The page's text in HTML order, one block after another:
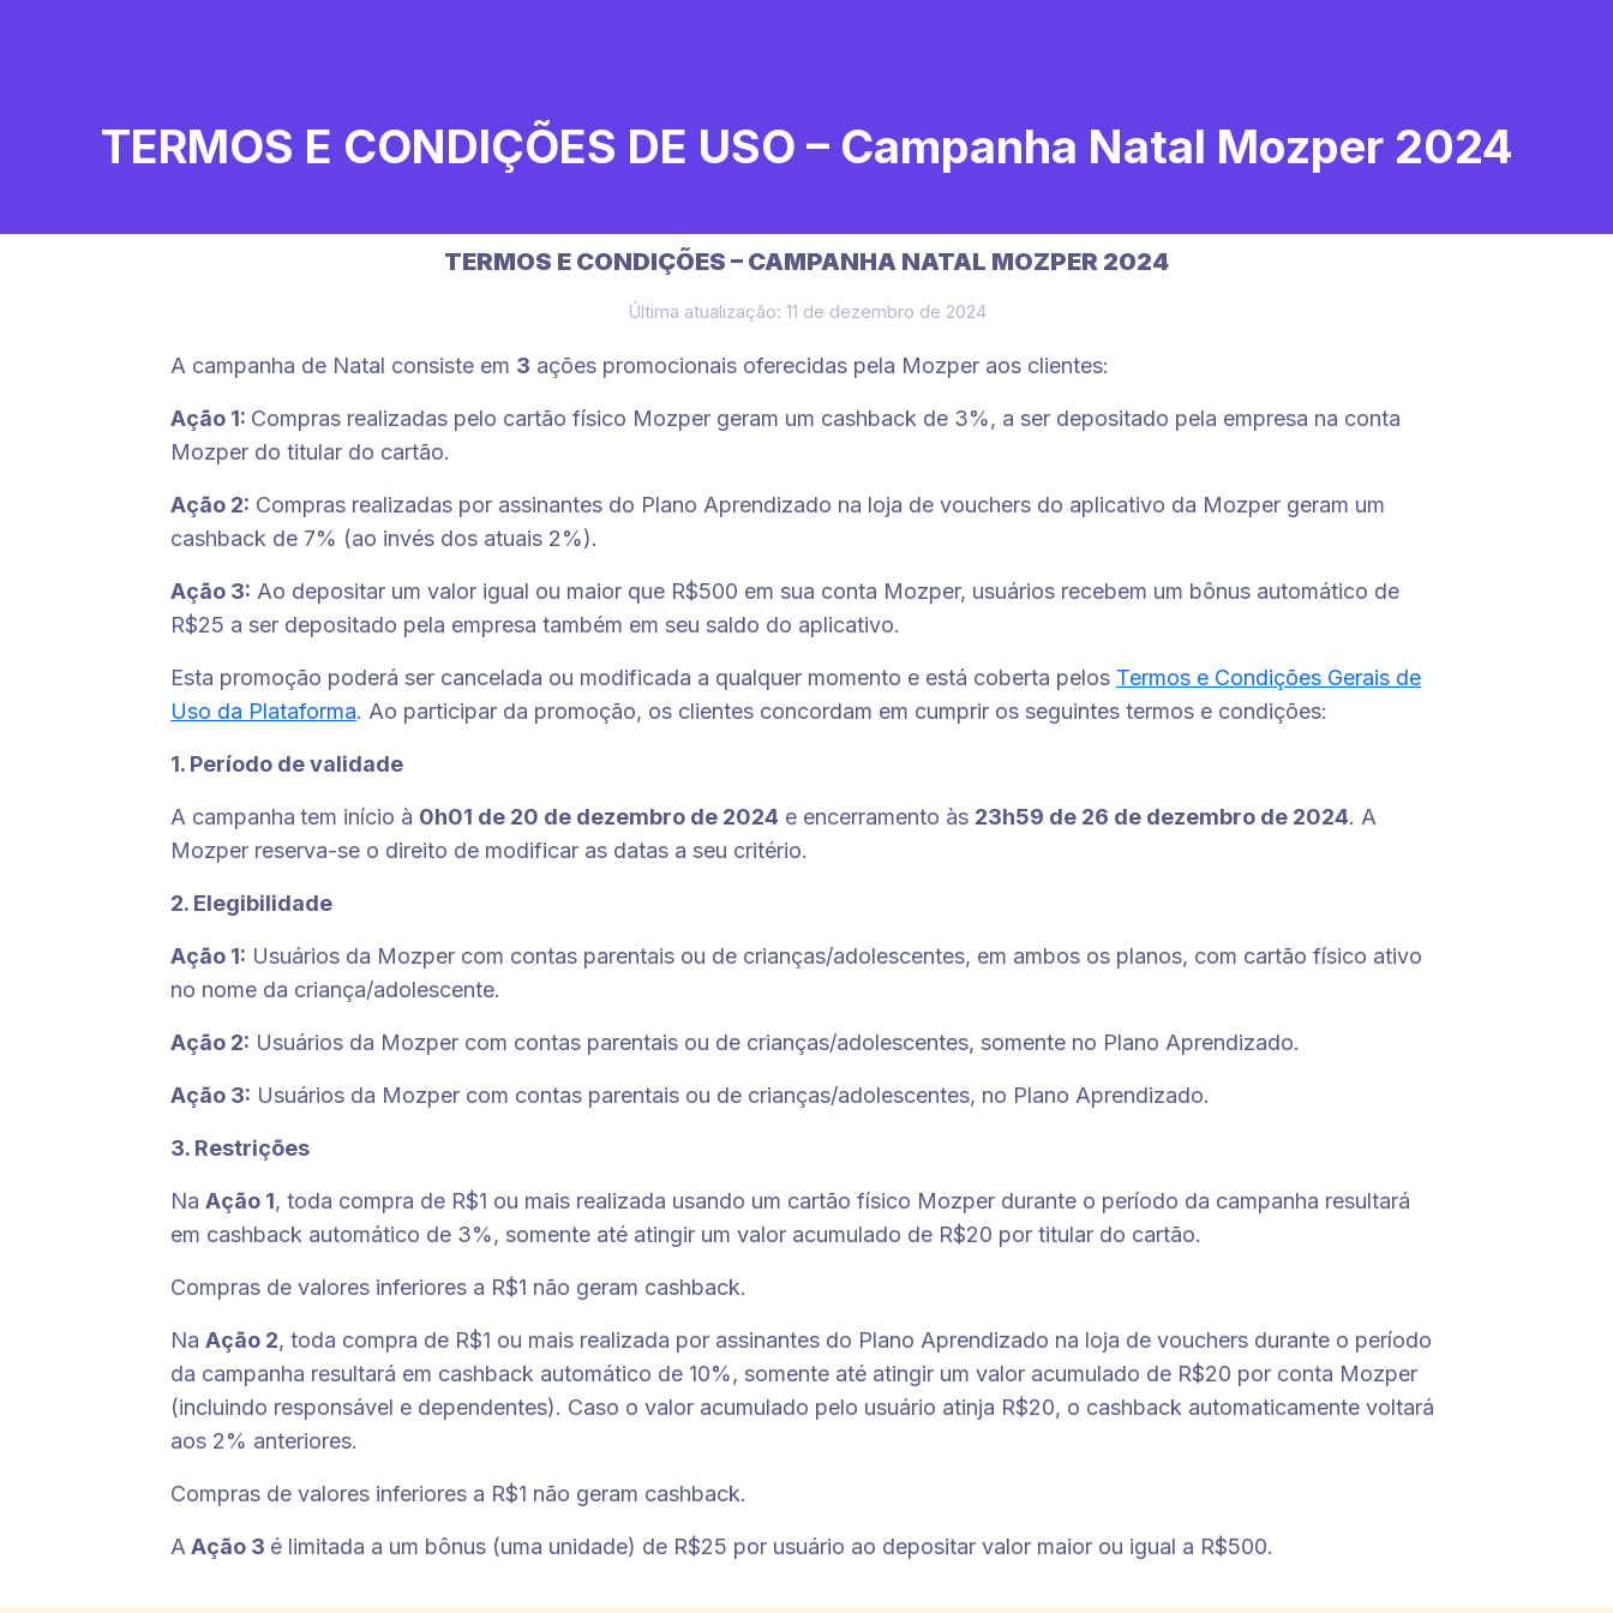
TERMOS E CONDIÇÕES DE USO – Campanha Natal Mozper 2024
TERMOS E CONDIÇÕES – CAMPANHA NATAL MOZPER 2024
Última atualização: 11 de dezembro de 2024
A campanha de Natal consiste em 3 ações promocionais oferecidas pela Mozper aos clientes:
Ação 1: Compras realizadas pelo cartão físico Mozper geram um cashback de 3%, a ser depositado pela empresa na conta
Mozper do titular do cartão.
Ação 2: Compras realizadas por assinantes do Plano Aprendizado na loja de vouchers do aplicativo da Mozper geram um
cashback de 7% (ao invés dos atuais 2%).
Ação 3: Ao depositar um valor igual ou maior que R$500 em sua conta Mozper, usuários recebem um bônus automático de
R$25 a ser depositado pela empresa também em seu saldo do aplicativo.
Esta promoção poderá ser cancelada ou modificada a qualquer momento e está coberta pelos Termos e Condições Gerais de
Uso da Plataforma. Ao participar da promoção, os clientes concordam em cumprir os seguintes termos e condições:
1. Período de validade
A campanha tem início à 0h01 de 20 de dezembro de 2024 e encerramento às 23h59 de 26 de dezembro de 2024. A
Mozper reserva-se o direito de modificar as datas a seu critério.
2. Elegibilidade
Ação 1: Usuários da Mozper com contas parentais ou de crianças/adolescentes, em ambos os planos, com cartão físico ativo
no nome da criança/adolescente.
Ação 2: Usuários da Mozper com contas parentais ou de crianças/adolescentes, somente no Plano Aprendizado.
Ação 3: Usuários da Mozper com contas parentais ou de crianças/adolescentes, no Plano Aprendizado.
3. Restrições
Na Ação 1, toda compra de R$1 ou mais realizada usando um cartão físico Mozper durante o período da campanha resultará
em cashback automático de 3%, somente até atingir um valor acumulado de R$20 por titular do cartão.
Compras de valores inferiores a R$1 não geram cashback.
Na Ação 2, toda compra de R$1 ou mais realizada por assinantes do Plano Aprendizado na loja de vouchers durante o período
da campanha resultará em cashback automático de 10%, somente até atingir um valor acumulado de R$20 por conta Mozper
(incluindo responsável e dependentes). Caso o valor acumulado pelo usuário atinja R$20, o cashback automaticamente voltará
aos 2% anteriores.
Compras de valores inferiores a R$1 não geram cashback.
A Ação 3 é limitada a um bônus (uma unidade) de R$25 por usuário ao depositar valor maior ou igual a R$500.